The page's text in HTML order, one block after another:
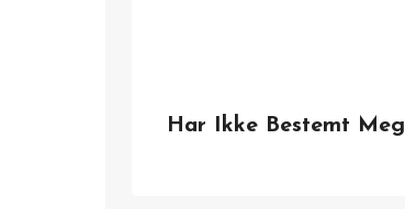
Har Ikke Bestemt Meg